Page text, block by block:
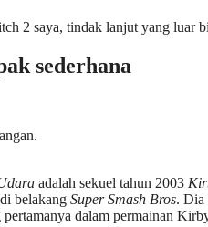
2 saya, tindak lanjut yang luar
sederhana
adalah sekuel tahun 2003
belakang Super Smash Bros. Dia
dalam permainan